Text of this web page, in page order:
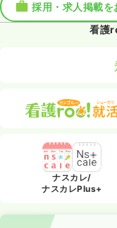
採用・求人掲載を
看護
ナスカレ/
ナスカレPlus+